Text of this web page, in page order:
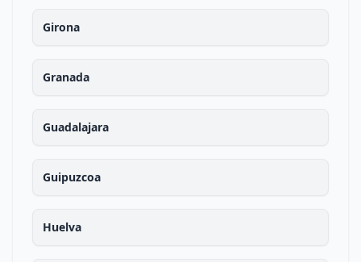
Girona
Granada
Guadalajara
Guipuzcoa
Huelva